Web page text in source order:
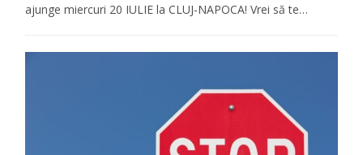
ajunge miercuri 20 IULIE la CLUJ-NAPOCA! Vrei să te…